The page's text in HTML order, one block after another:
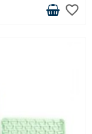
favorite_border